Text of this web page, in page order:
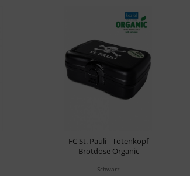
FC St. Pauli - Totenkopf
Brotdose Organic
Schwarz